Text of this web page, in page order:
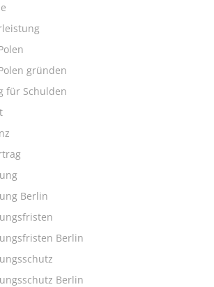
gründen
für Schulden
Berlin
Berlin
Berlin